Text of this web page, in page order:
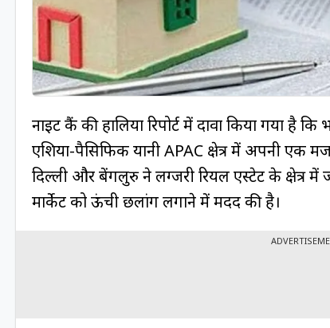
नाइट फ्रैंक की हालिया रिपोर्ट में दावा किया गया है
एशिया-पैसिफिक यानी APAC क्षेत्र में अपनी एक
दिल्ली और बेंगलुरु ने लग्जरी रियल एस्टेट के क्षेत्र में
मार्केट को ऊंची छलांग लगाने में मदद की है।